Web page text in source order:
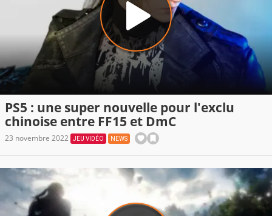
PS5 : une super nouvelle pour l'exclu
chinoise entre FF15 et DmC
23 novembre 2022 JEU VIDÉO NEWS